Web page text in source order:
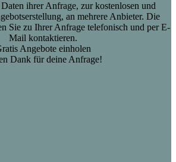
ihrer Anfrage, zur kostenlosen und
an mehrere Anbieter. Die
Sie zu Ihrer Anfrage telefonisch und per E-
Mail kontaktieren.
Angebote einholen
Dank für deine Anfrage!